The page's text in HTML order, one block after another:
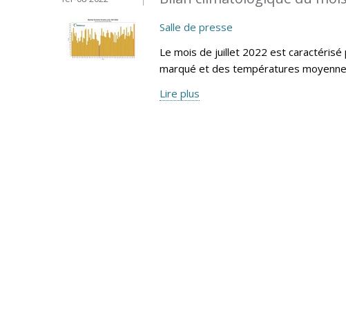
Salle de presse
Le mois de juillet 2022 est
marqué et des températures
Lire plus